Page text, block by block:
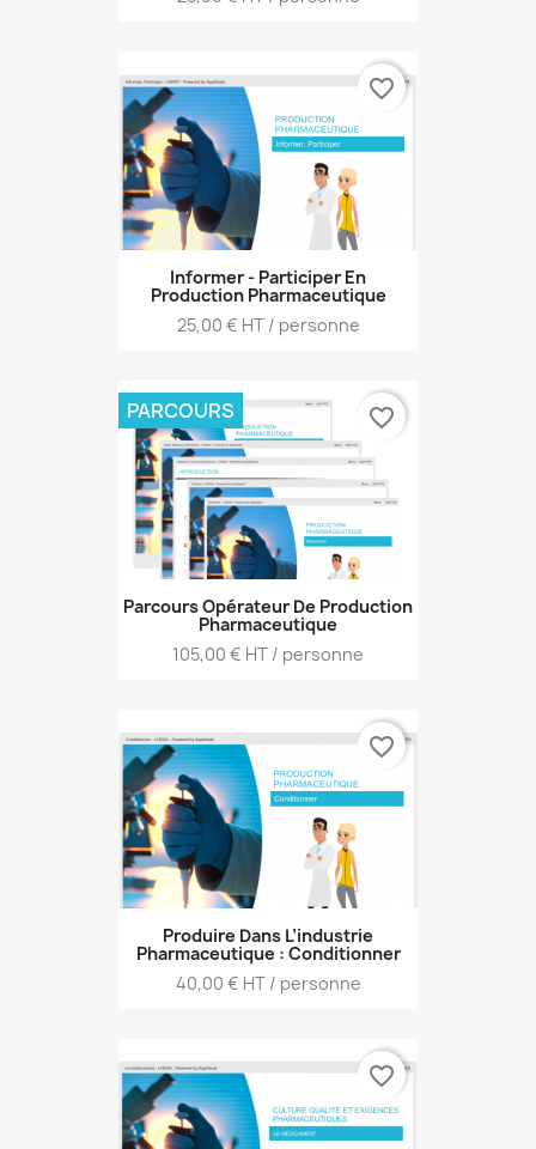
Informer - Participer En
Production Pharmaceutique
Prix
25,00 € HT / personne
favorite_border
Parcours Opérateur De Production
Pharmaceutique
Prix
105,00 € HT / personne
PARCOURS favorite_border
Produire Dans L’industrie
Pharmaceutique : Conditionner
Prix
40,00 € HT / personne
favorite_border
favorite_border